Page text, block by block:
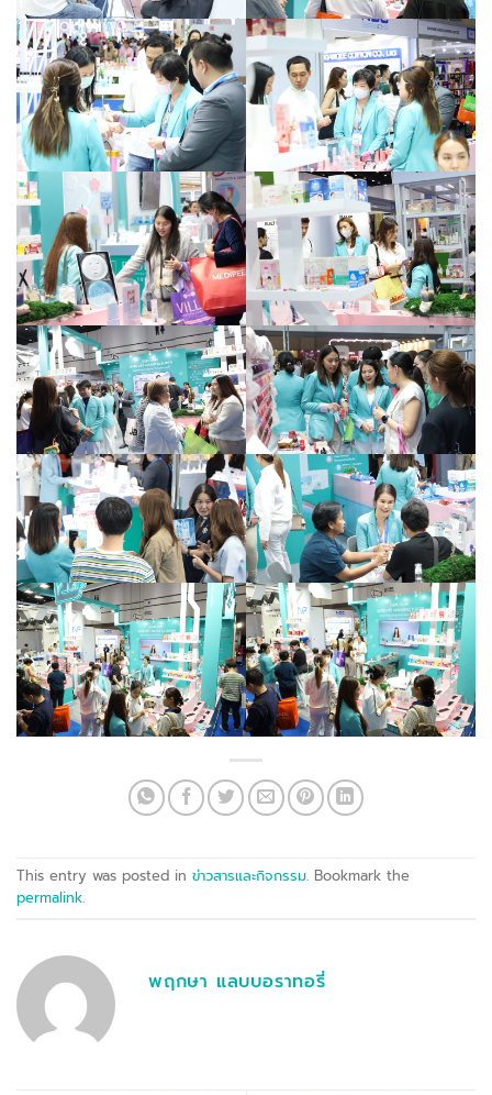
This entry was posted in ข่าวสารและกิจกรรม. Bookmark the
permalink.
พฤกษา แลบบอราทอรี่